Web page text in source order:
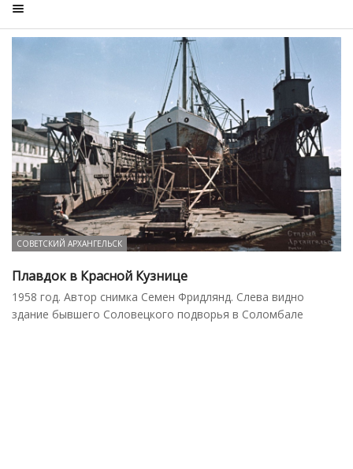
СОВЕТСКИЙ АРХАНГЕЛЬСК
Плавдок в Красной Кузнице
1958 год. Автор снимка Семен Фридлянд. Слева видно
здание бывшего Соловецкого подворья в Соломбале